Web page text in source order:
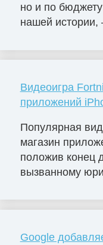
но и по
нашей
Видеоигра
приложений
Популярная
магазин
положив конец
вызванному
Google